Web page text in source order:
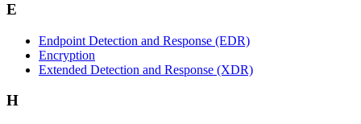
E
Endpoint Detection and Response (EDR)
Encryption
Extended Detection and Response (XDR)
H